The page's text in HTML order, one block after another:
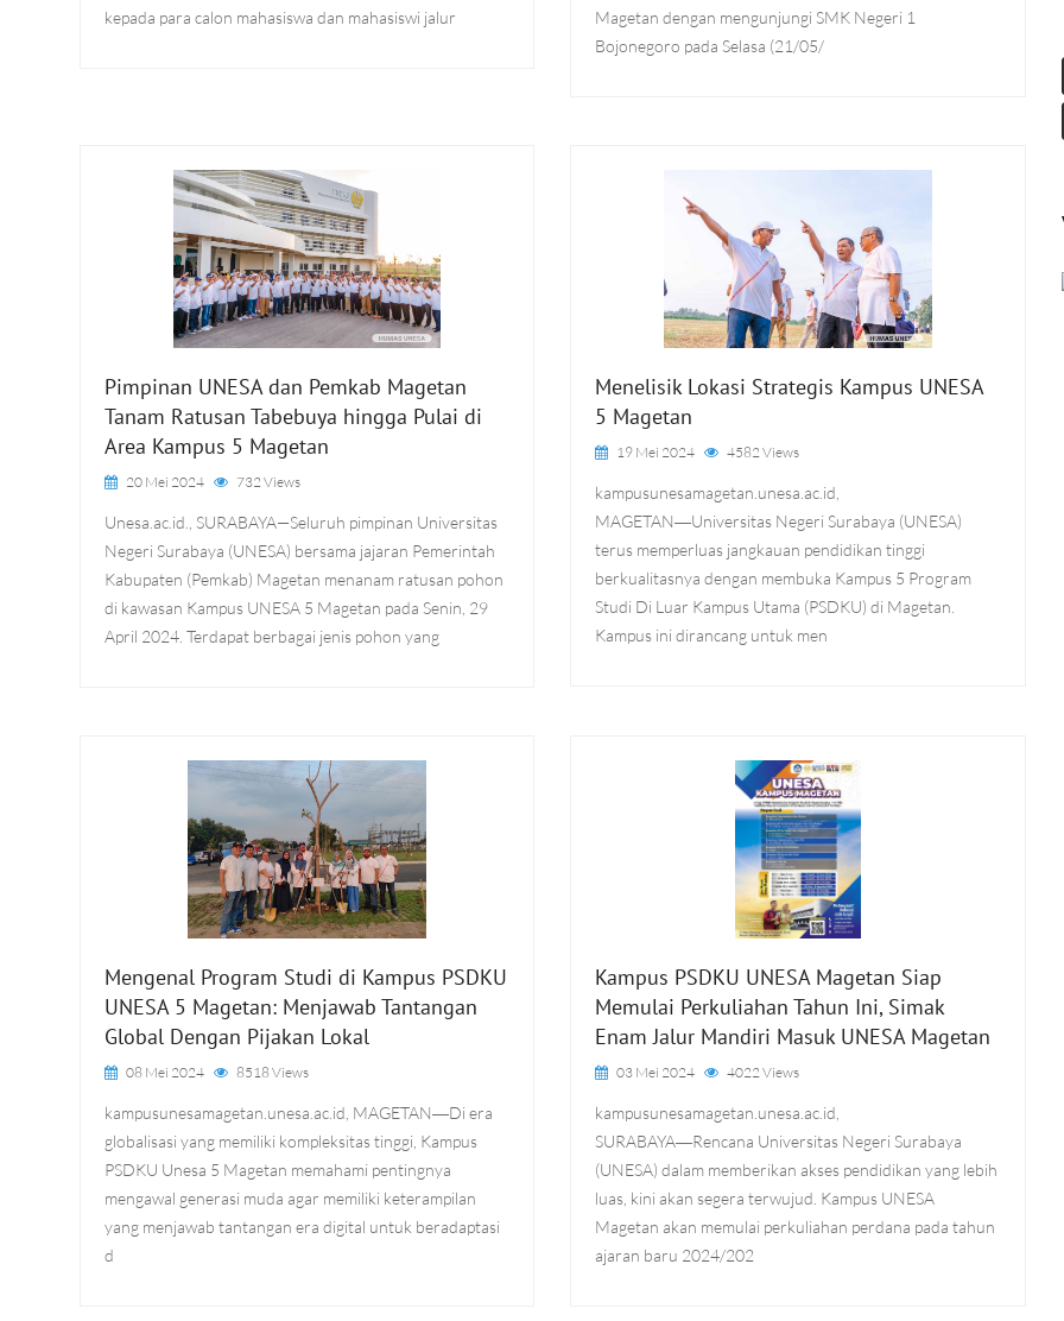
kepada para calon mahasiswa dan mahasiswi jalur
Magetan dengan mengunjungi SMK Negeri 1
Bojonegoro pada Selasa (21/05/
Pimpinan UNESA dan Pemkab Magetan
Tanam Ratusan Tabebuya hingga Pulai di
Area Kampus 5 Magetan
20 Mei 2024 732 Views
Unesa.ac.id., SURABAYA—Seluruh pimpinan Universitas
Negeri Surabaya (UNESA) bersama jajaran Pemerintah
Kabupaten (Pemkab) Magetan menanam ratusan pohon
di kawasan Kampus UNESA 5 Magetan pada Senin, 29
April 2024. Terdapat berbagai jenis pohon yang
Menelisik Lokasi Strategis Kampus UNESA
5 Magetan
19 Mei 2024 4582 Views
kampusunesamagetan.unesa.ac.id,
MAGETAN―Universitas Negeri Surabaya (UNESA)
terus memperluas jangkauan pendidikan tinggi
berkualitasnya dengan membuka Kampus 5 Program
Studi Di Luar Kampus Utama (PSDKU) di Magetan.
Kampus ini dirancang untuk men
Mengenal Program Studi di Kampus PSDKU
UNESA 5 Magetan: Menjawab Tantangan
Global Dengan Pijakan Lokal
08 Mei 2024 8518 Views
kampusunesamagetan.unesa.ac.id, MAGETAN―Di era
globalisasi yang memiliki kompleksitas tinggi, Kampus
PSDKU Unesa 5 Magetan memahami pentingnya
mengawal generasi muda agar memiliki keterampilan
yang menjawab tantangan era digital untuk beradaptasi
d
Kampus PSDKU UNESA Magetan Siap
Memulai Perkuliahan Tahun Ini, Simak
Enam Jalur Mandiri Masuk UNESA Magetan
03 Mei 2024 4022 Views
kampusunesamagetan.unesa.ac.id,
SURABAYA―Rencana Universitas Negeri Surabaya
(UNESA) dalam memberikan akses pendidikan yang lebih
luas, kini akan segera terwujud. Kampus UNESA
Magetan akan memulai perkuliahan perdana pada tahun
ajaran baru 2024/202